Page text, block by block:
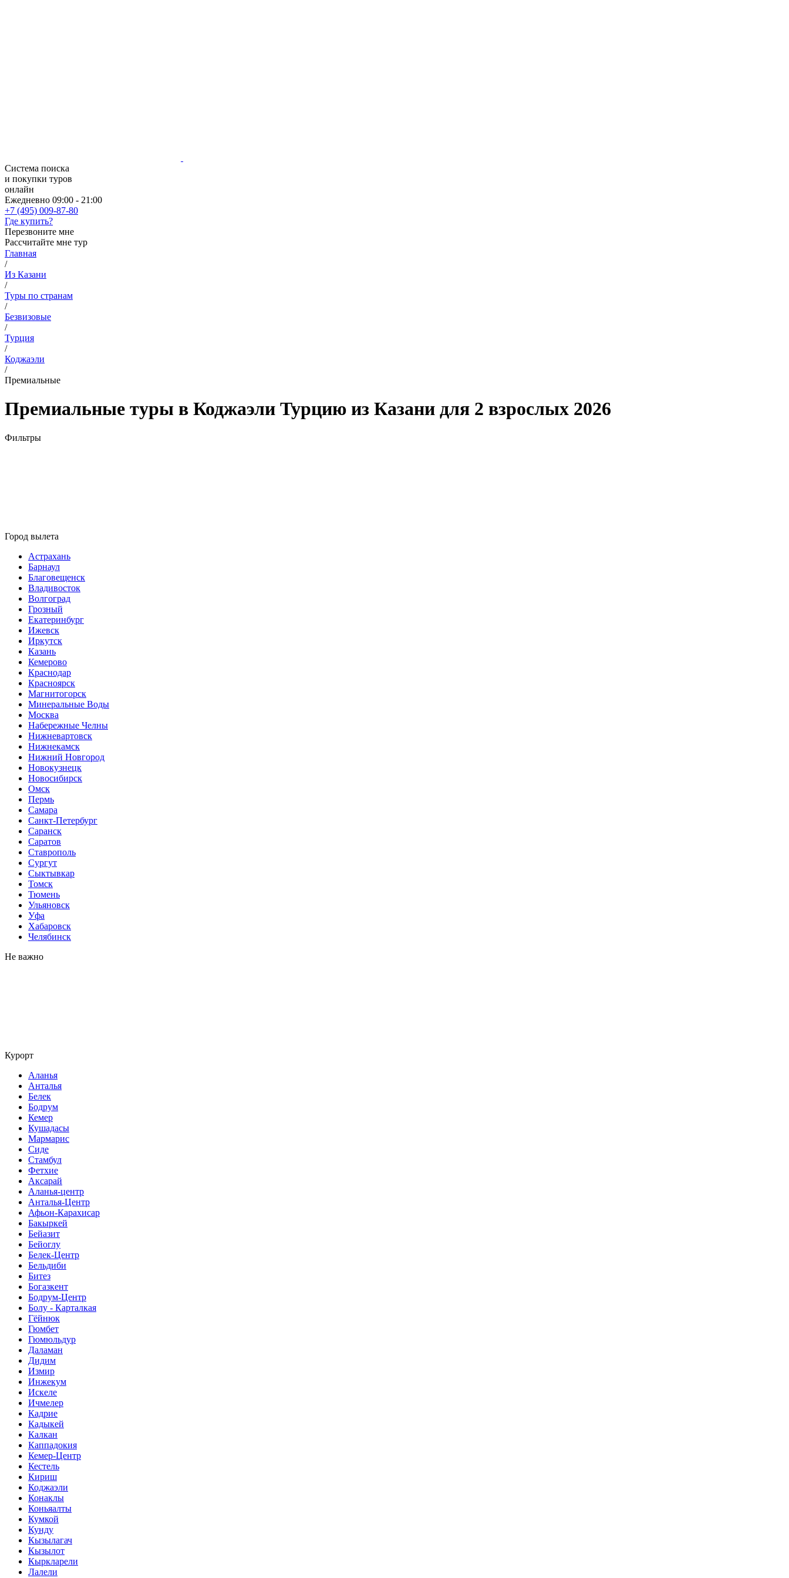
Система поиска
и покупки туров
онлайн
Ежедневно 09:00 - 21:00
+7 (495) 009-87-80
Где купить?
Перезвоните мне
Рассчитайте мне тур
Главная
/
Из Казани
/
Туры по странам
/
Безвизовые
/
Турция
/
Коджаэли
/
Премиальные
Премиальные туры в Коджаэли Турцию из Казани для 2 взрослых 2026
Фильтры
Город вылета
Астрахань
Барнаул
Благовещенск
Владивосток
Волгоград
Грозный
Екатеринбург
Ижевск
Иркутск
Казань
Кемерово
Краснодар
Красноярск
Магнитогорск
Минеральные Воды
Москва
Набережные Челны
Нижневартовск
Нижнекамск
Нижний Новгород
Новокузнецк
Новосибирск
Омск
Пермь
Самара
Санкт-Петербург
Саранск
Саратов
Ставрополь
Сургут
Сыктывкар
Томск
Тюмень
Ульяновск
Уфа
Хабаровск
Челябинск
Не важно
Курорт
Аланья
Анталья
Белек
Бодрум
Кемер
Кушадасы
Мармарис
Сиде
Стамбул
Фетхие
Аксарай
Аланья-центр
Анталья-Центр
Афьон-Карахисар
Бакыркей
Бейазит
Бейоглу
Белек-Центр
Бельдиби
Битез
Богазкент
Бодрум-Центр
Болу - Карталкая
Гёйнюк
Гюмбет
Гюмюльдур
Даламан
Дидим
Измир
Инжекум
Искеле
Ичмелер
Кадрие
Кадыкей
Калкан
Каппадокия
Кемер-Центр
Кестель
Кириш
Коджаэли
Конаклы
Коньяалты
Кумкой
Кунду
Кызылагач
Кызылот
Кыркларели
Лалели